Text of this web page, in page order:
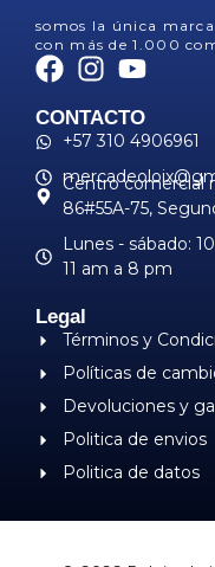
somos la única
con más de 1.000
CONTACTO
+57 310 4906961
Centro comercial
86#55A-75,
Lunes - sábado:
11 am a 8 pm
Legal
Términos y
Políticas de
Devoluciones y
Politica de envios
Politica de datos